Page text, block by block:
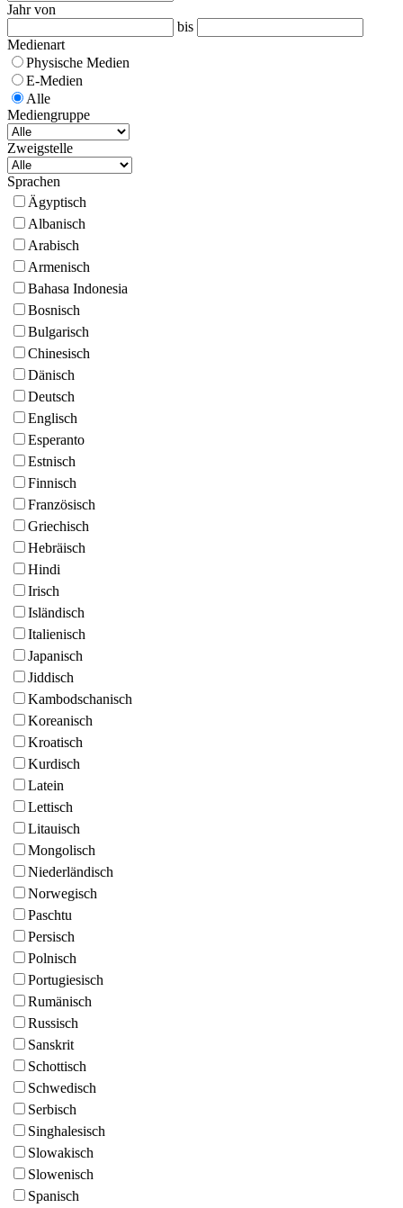
Jahr von
bis
Medienart
Physische Medien
E-Medien
Alle
Mediengruppe
Zweigstelle
Sprachen
Ägyptisch
Albanisch
Arabisch
Armenisch
Bahasa Indonesia
Bosnisch
Bulgarisch
Chinesisch
Dänisch
Deutsch
Englisch
Esperanto
Estnisch
Finnisch
Französisch
Griechisch
Hebräisch
Hindi
Irisch
Isländisch
Italienisch
Japanisch
Jiddisch
Kambodschanisch
Koreanisch
Kroatisch
Kurdisch
Latein
Lettisch
Litauisch
Mongolisch
Niederländisch
Norwegisch
Paschtu
Persisch
Polnisch
Portugiesisch
Rumänisch
Russisch
Sanskrit
Schottisch
Schwedisch
Serbisch
Singhalesisch
Slowakisch
Slowenisch
Spanisch